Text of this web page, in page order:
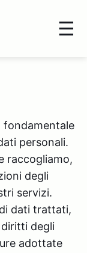
fondamentale
personali.
raccogliamo,
degli
servizi.
dati trattati,
degli
adottate